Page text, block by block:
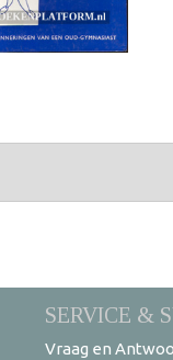
SERVICE &
Vraag en